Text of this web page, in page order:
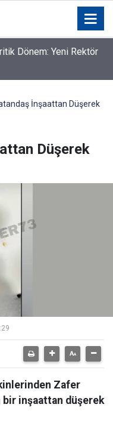
kaybetti
İnşaattan Düşerek
Düşerek
Zafer
bir inşaattan düşerek